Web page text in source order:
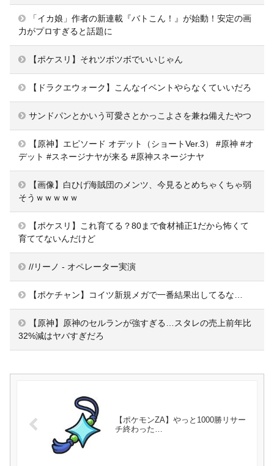
「イカ娘」作者の新連載『バトこん！』が始動！安定の画
力がプロすぎると話題に
【ポケスリ】それツボツボでいいじゃん
【ドラクエウォーク】こんなイベントやらなくていいだろ
サンドパンとかいう可愛さとかっこよさを兼ね備えたやつ
【原神】エピソード オデット（ショートVer.3） #原神 #オ
デット #スネージナヤが来る #原神スネージナヤ
【画像】白ひげ海賊団のメンツ、今見るとめちゃくちゃ弱
そうｗｗｗｗｗ
【ポケスリ】これ育てる？80まで食材補正1だから怖くて
育ててないんだけど
//リーノ - オペレーター実演
【ポケチャン】コイツ新規メガで一番結果出してるな…
【原神】原神のセルランが強すぎる…スタレの売上前年比
32%減はヤバすぎだろ
【ポケモンZA】やっと1000勝リサー
チ終わった…